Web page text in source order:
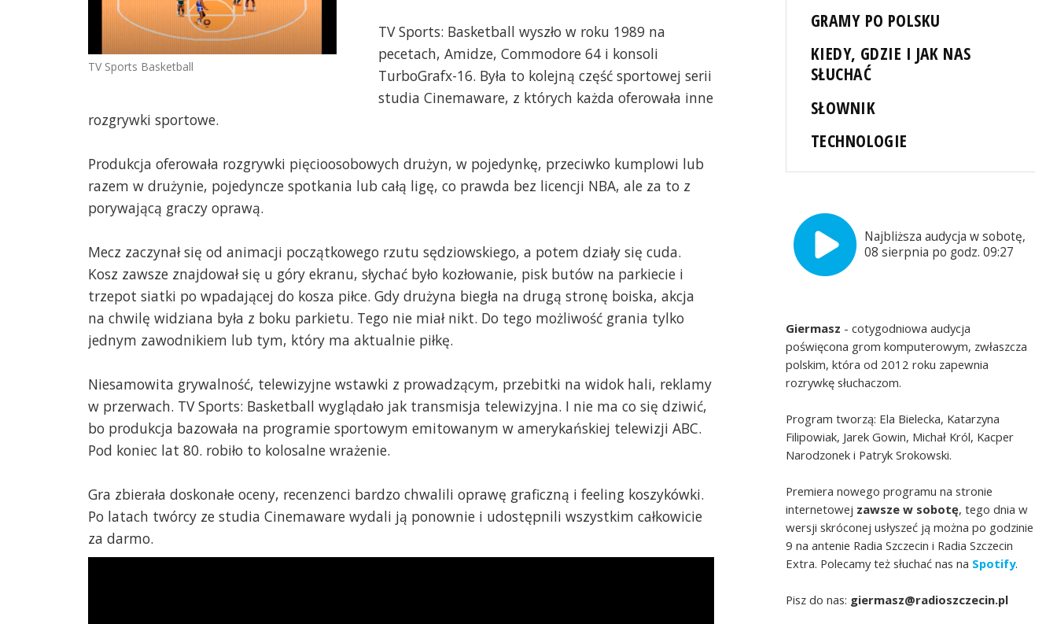
TV Sports Basketball
TV Sports: Basketball wyszło w roku 1989 na
pecetach, Amidze, Commodore 64 i konsoli
TurboGrafx-16. Była to kolejną część sportowej serii
studia Cinemaware, z których każda oferowała inne
rozgrywki sportowe.
Produkcja oferowała rozgrywki pięcioosobowych drużyn, w pojedynkę, przeciwko kumplowi lub
razem w drużynie, pojedyncze spotkania lub całą ligę, co prawda bez licencji NBA, ale za to z
porywającą graczy oprawą.
Mecz zaczynał się od animacji początkowego rzutu sędziowskiego, a potem działy się cuda.
Kosz zawsze znajdował się u góry ekranu, słychać było kozłowanie, pisk butów na parkiecie i
trzepot siatki po wpadającej do kosza piłce. Gdy drużyna biegła na drugą stronę boiska, akcja
na chwilę widziana była z boku parkietu. Tego nie miał nikt. Do tego możliwość grania tylko
jednym zawodnikiem lub tym, który ma aktualnie piłkę.
Niesamowita grywalność, telewizyjne wstawki z prowadzącym, przebitki na widok hali, reklamy
w przerwach. TV Sports: Basketball wyglądało jak transmisja telewizyjna. I nie ma co się dziwić,
bo produkcja bazowała na programie sportowym emitowanym w amerykańskiej telewizji ABC.
Pod koniec lat 80. robiło to kolosalne wrażenie.
Gra zbierała doskonałe oceny, recenzenci bardzo chwalili oprawę graficzną i feeling koszykówki.
Po latach twórcy ze studia Cinemaware wydali ją ponownie i udostępnili wszystkim całkowicie
za darmo.
GRAMY PO POLSKU
KIEDY, GDZIE I JAK NAS
SŁUCHAĆ
SŁOWNIK
TECHNOLOGIE
Najbliższa audycja w sobotę,
08 sierpnia po godz. 09:27
Giermasz - cotygodniowa audycja
poświęcona grom komputerowym, zwłaszcza
polskim, która od 2012 roku zapewnia
rozrywkę słuchaczom.
Program tworzą: Ela Bielecka, Katarzyna
Filipowiak, Jarek Gowin, Michał Król, Kacper
Narodzonek i Patryk Srokowski.
Premiera nowego programu na stronie
internetowej zawsze w sobotę, tego dnia w
wersji skróconej usłyszeć ją można po godzinie
9 na antenie Radia Szczecin i Radia Szczecin
Extra. Polecamy też słuchać nas na Spotify.
Pisz do nas: giermasz@radioszczecin.pl